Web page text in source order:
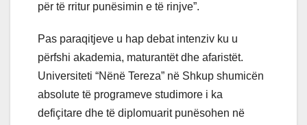
për të rritur punësimin e të rinjve”.
Pas paraqitjeve u hap debat intenziv ku u
përfshi akademia, maturantët dhe afaristët.
Universiteti “Nënë Tereza” në Shkup shumicën
absolute të programeve studimore i ka
defiçitare dhe të diplomuarit punësohen në